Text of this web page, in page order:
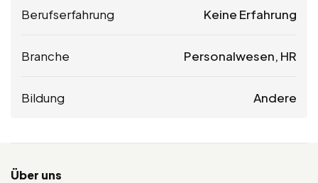
Berufserfahrung Keine Erfahrung
Branche Personalwesen, HR
Bildung Andere
Über uns